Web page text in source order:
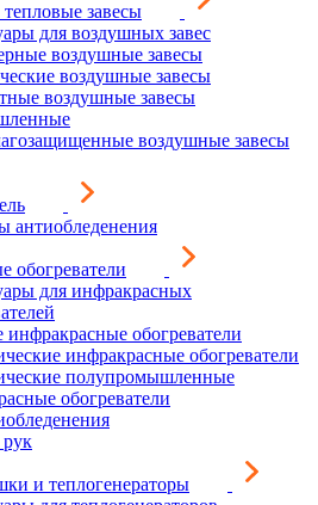
завесы
для воздушных завес
воздушные завесы
воздушные завесы
воздушные завесы
воздушные завесы
антиобледенения
обогреватели
для инфракрасных
инфракрасные обогреватели
инфракрасные обогреватели
полупромышленные
обогреватели
и теплогенераторы